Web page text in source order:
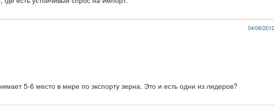
04/06/
5-6 место в мире по экспорту зерна. Это и есть одни из лидеров?